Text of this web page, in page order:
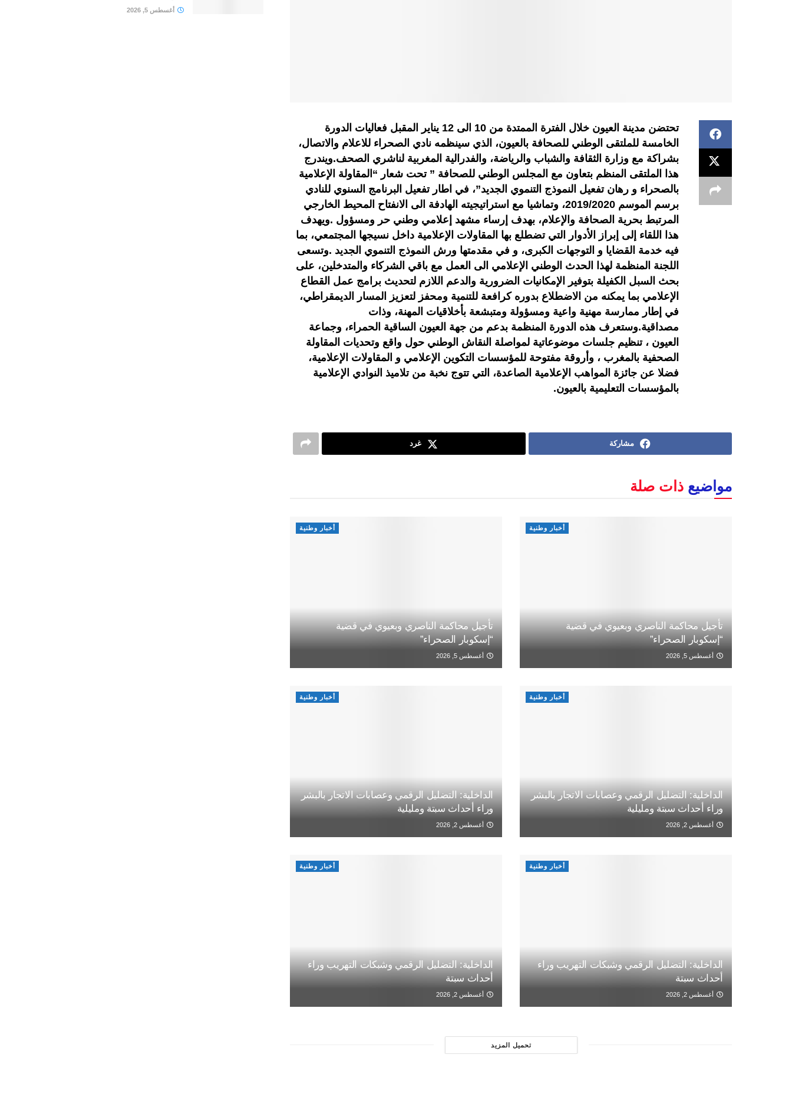
تحتضن مدينة العيون خلال الفترة الممتدة من 10 الى 12 يناير المقبل فعاليات الدورة
الخامسة للملتقى الوطني للصحافة بالعيون، الذي سينظمه نادي الصحراء للاعلام والاتصال،
بشراكة مع وزارة الثقافة والشباب والرياضة، والفدرالية المغربية لناشري الصحف.ويندرج
هذا الملتقى المنظم بتعاون مع المجلس الوطني للصحافة ” تحت شعار “المقاولة الإعلامية
بالصحراء و رهان تفعيل النموذج التنموي الجديد”، في اطار تفعيل البرنامج السنوي للنادي
برسم الموسم 2019/2020، وتماشيا مع استراتيجيته الهادفة الى الانفتاح المحيط الخارجي
المرتبط بحرية الصحافة والإعلام، بهدف إرساء مشهد إعلامي وطني حر ومسؤول .ويهدف
هذا اللقاء إلى إبراز الأدوار التي تضطلع بها المقاولات الإعلامية داخل نسيجها المجتمعي، بما
فيه خدمة القضايا و التوجهات الكبرى، و في مقدمتها ورش النموذج التنموي الجديد .وتسعى
اللجنة المنظمة لهذا الحدث الوطني الإعلامي الى العمل مع باقي الشركاء والمتدخلين، على
بحث السبل الكفيلة بتوفير الإمكانيات الضرورية والدعم اللازم لتحديث برامج عمل القطاع
الإعلامي بما يمكنه من الاضطلاع بدوره كرافعة للتنمية ومحفز لتعزيز المسار الديمقراطي،
في إطار ممارسة مهنية واعية ومسؤولة ومتبشعة بأخلاقيات المهنة، وذات
مصداقية.وستعرف هذه الدورة المنظمة بدعم من جهة العيون الساقية الحمراء، وجماعة
العيون ، تنظيم جلسات موضوعاتية لمواصلة النقاش الوطني حول واقع وتحديات المقاولة
الصحفية بالمغرب ، وأروقة مفتوحة للمؤسسات التكوين الإعلامي و المقاولات الإعلامية،
فضلا عن جائزة المواهب الإعلامية الصاعدة، التي تتوج نخبة من تلاميذ النوادي الإعلامية
بالمؤسسات التعليمية بالعيون.
مشاركة غرد
مواضيع ذات صلة
أخبار وطنية
تأجيل محاكمة الناصري وبعيوي في قضية
“إسكوبار الصحراء”
أغسطس 5, 2026
أخبار وطنية
تأجيل محاكمة الناصري وبعيوي في قضية
“إسكوبار الصحراء”
أغسطس 5, 2026
أخبار وطنية
الداخلية: التضليل الرقمي وعصابات الاتجار بالبشر
وراء أحداث سبتة ومليلية
أغسطس 2, 2026
أخبار وطنية
الداخلية: التضليل الرقمي وعصابات الاتجار بالبشر
وراء أحداث سبتة ومليلية
أغسطس 2, 2026
أخبار وطنية
الداخلية: التضليل الرقمي وشبكات التهريب وراء
أحداث سبتة
أغسطس 2, 2026
أخبار وطنية
الداخلية: التضليل الرقمي وشبكات التهريب وراء
أحداث سبتة
أغسطس 2, 2026
تحميل المزيد
أغسطس 5, 2026